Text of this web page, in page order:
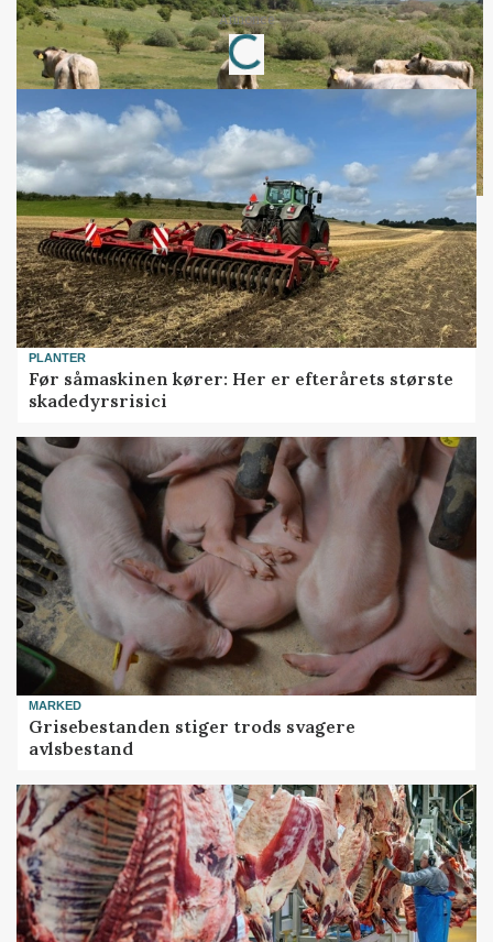
Annonce
Loading...
PLANTER
Før såmaskinen kører: Her er efterårets største
skadedyrsrisici
MARKED
Grisebestanden stiger trods svagere
avlsbestand